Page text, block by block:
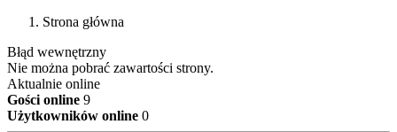
Strona główna
Błąd wewnętrzny
Nie można pobrać zawartości strony.
Aktualnie online
Gości online 9
Użytkowników online 0